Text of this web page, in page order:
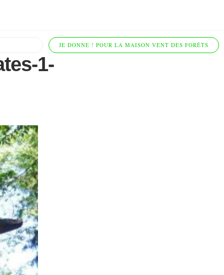
JE DONNE ! POUR LA MAISON VENT DES FORÊTS
1-